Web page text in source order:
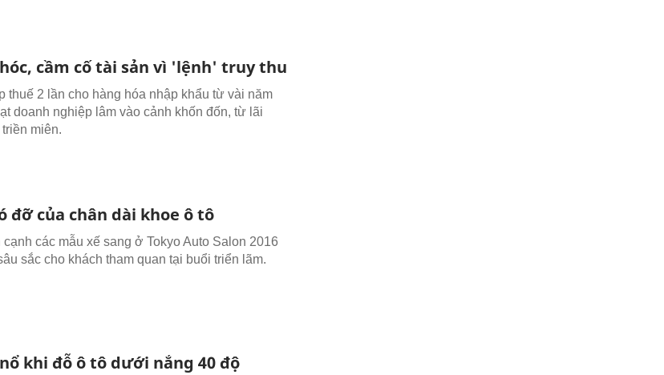
cầm cố tài sản vì 'lệnh' truy thu
thuế 2 lần cho hàng hóa nhập khẩu từ vài năm
doanh nghiệp lâm vào cảnh khốn đốn, từ lãi
miên.
đỡ của chân dài khoe ô tô
các mẫu xế sang ở Tokyo Auto Salon 2016
sắc cho khách tham quan tại buổi triển lãm.
khi đỗ ô tô dưới nắng 40 độ